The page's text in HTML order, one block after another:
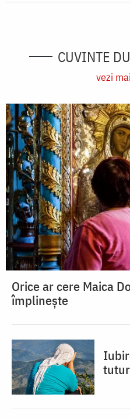
CUVINTE
vezi
Orice ar cere Maica
împlinește